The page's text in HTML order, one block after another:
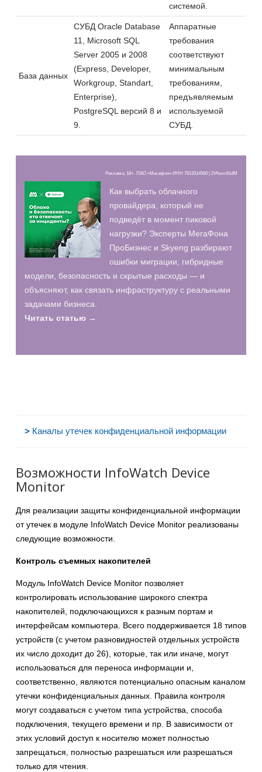
системой.
База данных
СУБД Oracle Database
11, Microsoft SQL
Server 2005 и 2008
(Express, Developer,
Workgroup, Standart,
Enterprise),
PostgreSQL версий 8 и
9.
Аппаратные
требования
соответствуют
минимальным
требованиям,
предъявляемым
используемой
СУБД.
Реклама, 18+. ПАО «Мегафон» ИНН 7812014560 | 2Vfnxxr81dM
Как выбрать облачного
провайдера, который не
подведёт в момент пиковой
нагрузки? Эксперты МегаФона
ПроБизнес и Skyeng разбирают
ошибки миграции, гибридные
модели, безопасность и скрытые расходы — и
объясняют, как связать инфраструктуру с реальными
задачами бизнеса.
Читать статью →
> Каналы утечек конфиденциальной информации
Возможности InfoWatch Device
Monitor
Для реализации защиты конфиденциальной информации
от утечек в модуле InfoWatch Device Monitor реализованы
следующие возможности.
Контроль съемных накопителей
Модуль InfoWatch Device Monitor позволяет
контролировать использование широкого спектра
накопителей, подключающихся к разным портам и
интерфейсам компьютера. Всего поддерживается 18 типов
устройств (с учетом разновидностей отдельных устройств
их число доходит до 26), которые, так или иначе, могут
использоваться для переноса информации и,
соответственно, являются потенциально опасным каналом
утечки конфиденциальных данных. Правила контроля
могут создаваться с учетом типа устройства, способа
подключения, текущего времени и пр. В зависимости от
этих условий доступ к носителю может полностью
запрещаться, полностью разрешаться или разрешаться
только для чтения.